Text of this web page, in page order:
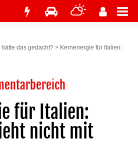
hätte das gedacht? > Kernenergie für Italien:
für Italien:
nicht mit